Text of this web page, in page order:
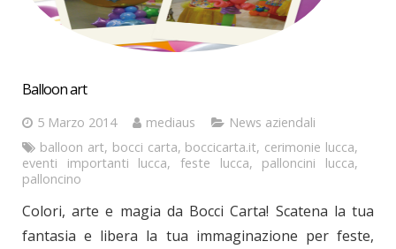
Balloon art
5 Marzo 2014 mediaus
News aziendali
balloon art, bocci carta, boccicarta.it, cerimonie lucca,
eventi importanti lucca,feste lucca, palloncini lucca,
palloncino
Colori, arte e magia da Bocci Carta! Scatena la tua
fantasia e libera la tua immaginazione per feste,